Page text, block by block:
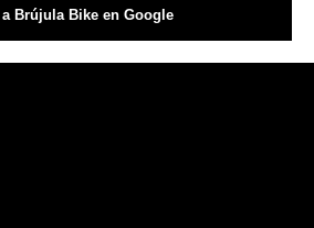
Brújula Bike en Google